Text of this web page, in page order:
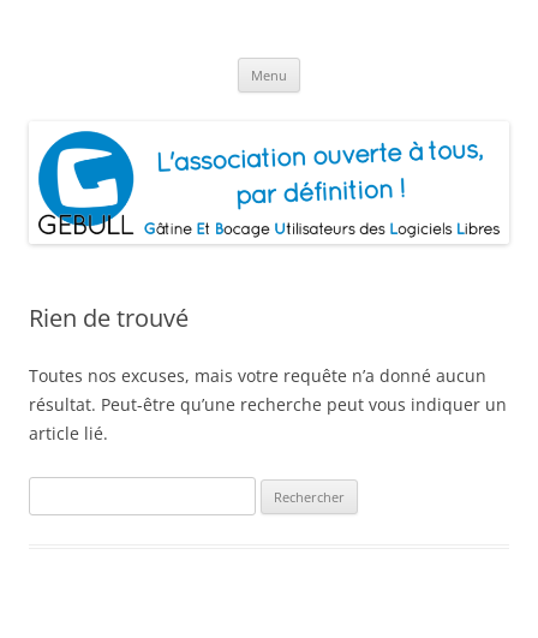
Logiciels Libres
Menu
Rien de trouvé
Toutes nos excuses, mais votre requête n’a donné aucun
résultat. Peut-être qu’une recherche peut vous indiquer un
article lié.